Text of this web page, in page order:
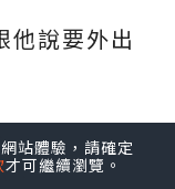
他說要外出
：
站體驗，請確定
才可繼續瀏覽。